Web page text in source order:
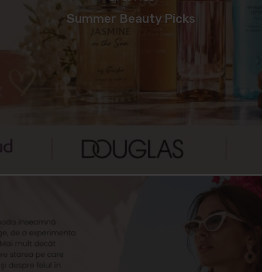
Summer Beauty Picks